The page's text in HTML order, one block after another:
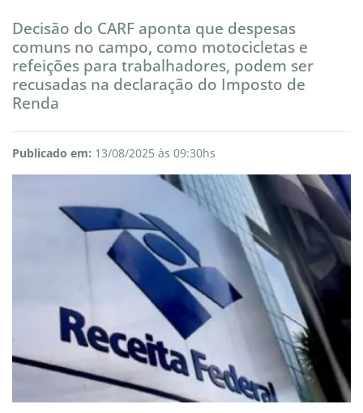
Decisão do CARF aponta que despesas
comuns no campo, como motocicletas e
refeições para trabalhadores, podem ser
recusadas na declaração do Imposto de
Renda
Publicado em: 13/08/2025 às 09:30hs